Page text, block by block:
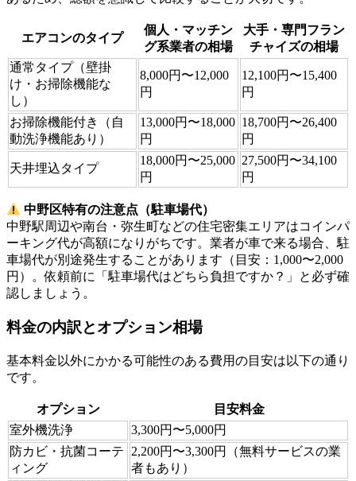
エアコンのタイプ
個人・マッチン
グ系業者の相場
大手・専門フラン
チャイズの相場
通常タイプ（壁掛
け・お掃除機能な
し）
8,000円〜12,000
円
12,100円〜15,400
円
お掃除機能付き（自
動洗浄機能あり）
13,000円〜18,000
円
18,700円〜26,400
円
天井埋込タイプ
18,000円〜25,000
円
27,500円〜34,100
円
中野区特有の注意点（駐車場代）
中野駅周辺や南台・弥生町などの住宅密集エリアはコインパ
ーキング代が高額になりがちです。業者が車で来る場合、駐
車場代が別途発生することがあります（目安：1,000〜2,000
円）。依頼前に「駐車場代はどちら負担ですか？」と必ず確
認しましょう。
料金の内訳とオプション相場
基本料金以外にかかる可能性のある費用の目安は以下の通り
です。
オプション
目安料金
室外機洗浄
3,300円〜5,000円
防カビ・抗菌コーテ
ィング
2,200円〜3,300円（無料サービスの業
者もあり）